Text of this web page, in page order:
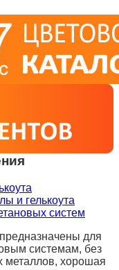
и гелькоута
систем
для
системам, без
металлов, хорошая